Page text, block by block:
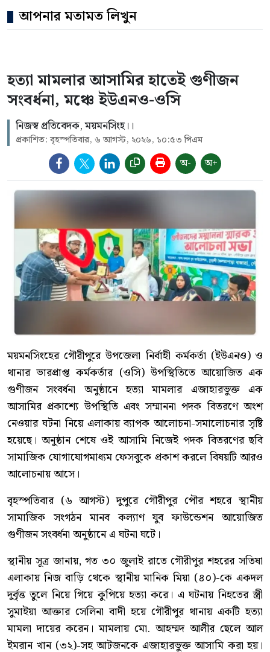
আপনার মতামত লিখুন
হত্যা মামলার আসামির হাতেই গুণীজন
সংবর্ধনা, মঞ্চে ইউএনও-ওসি
নিজস্ব প্রতিবেদক, ময়মনসিংহ।।
প্রকাশিত: বৃহস্পতিবার, ৬ আগস্ট, ২০২৬, ১০:৫৩ পিএম
অ- অ+
ময়মনসিংহের গৌরীপুরে উপজেলা নির্বাহী কর্মকর্তা (ইউএনও) ও
থানার ভারপ্রাপ্ত কর্মকর্তার (ওসি) উপস্থিতিতে আয়োজিত এক
গুণীজন সংবর্ধনা অনুষ্ঠানে হত্যা মামলার এজাহারভুক্ত এক
আসামির প্রকাশ্যে উপস্থিতি এবং সম্মাননা পদক বিতরণে অংশ
নেওয়ার ঘটনা নিয়ে এলাকায় ব্যাপক আলোচনা-সমালোচনার সৃষ্টি
হয়েছে। অনুষ্ঠান শেষে ওই আসামি নিজেই পদক বিতরণের ছবি
সামাজিক যোগাযোগমাধ্যম ফেসবুকে প্রকাশ করলে বিষয়টি আরও
আলোচনায় আসে।
বৃহস্পতিবার (৬ আগস্ট) দুপুরে গৌরীপুর পৌর শহরে স্থানীয়
সামাজিক সংগঠন মানব কল্যাণ যুব ফাউন্ডেশন আয়োজিত
গুণীজন সংবর্ধনা অনুষ্ঠানে এ ঘটনা ঘটে।
স্থানীয় সূত্র জানায়, গত ৩০ জুলাই রাতে গৌরীপুর শহরের সতিষা
এলাকায় নিজ বাড়ি থেকে স্থানীয় মানিক মিয়া (৪০)-কে একদল
দুর্বৃত্ত তুলে নিয়ে গিয়ে কুপিয়ে হত্যা করে। এ ঘটনায় নিহতের স্ত্রী
সুমাইয়া আক্তার সেলিনা বাদী হয়ে গৌরীপুর থানায় একটি হত্যা
মামলা দায়ের করেন। মামলায় মো. আহম্মদ আলীর ছেলে আল
ইমরান খান (৩২)-সহ আটজনকে এজাহারভুক্ত আসামি করা হয়।